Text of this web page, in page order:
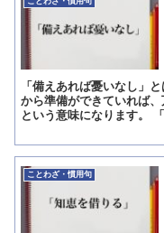
「備えあれば憂いなし」
から準備ができていれば
という意味になります。
ことわざ・慣用句